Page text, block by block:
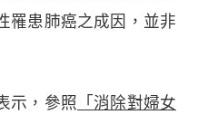
罹患肺癌之成因，並非
示，參照 「消除對婦女